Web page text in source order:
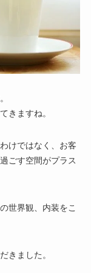
きますね。
けではなく、お客
ごす空間がプラス
世界観、内装をこ
きました。